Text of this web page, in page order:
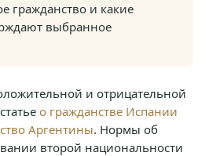
гражданство и какие
выбранное
и отрицательной
о гражданстве Испании
Аргентины. Нормы об
второй национальности